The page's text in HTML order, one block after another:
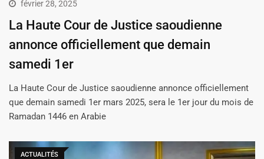
février 28, 2025
La Haute Cour de Justice saoudienne
annonce officiellement que demain
samedi 1er
La Haute Cour de Justice saoudienne annonce officiellement
que demain samedi 1er mars 2025, sera le 1er jour du mois de
Ramadan 1446 en Arabie
ACTUALITÉS